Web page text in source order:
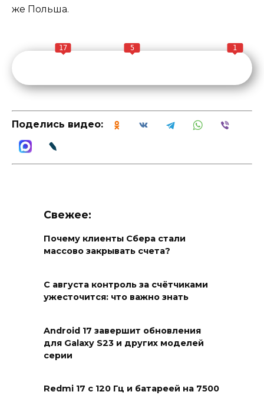
же Польша.
17 5 1
Поделись видео:
Свежее:
Почему клиенты Сбера стали
массово закрывать счета?
С августа контроль за счётчиками
ужесточится: что важно знать
Android 17 завершит обновления
для Galaxy S23 и других моделей
серии
Redmi 17 с 120 Гц и батареей на 7500